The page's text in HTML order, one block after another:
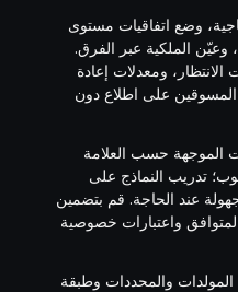
وضع اتفاقيات مستوى
وعيّن الملكية عبر الفرق.
ومعدلات إعادة
المسوقين على اطلاع دون
الموجهة حسب العلامة
تدريب النماذج على
عند الحاجة. قم بتضمين
واعتبارات خصوصية
والمحددات وطبقة